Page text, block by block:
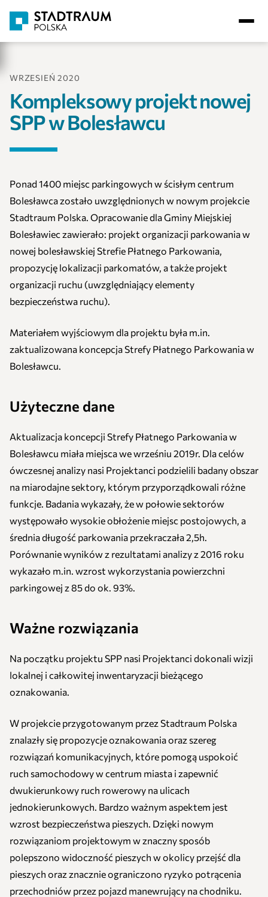
WRZESIEŃ 2020
Kompleksowy projekt nowej
SPP w Bolesławcu
Ponad 1400 miejsc parkingowych w ścisłym centrum
Bolesławca zostało uwzględnionych w nowym projekcie
Stadtraum Polska. Opracowanie dla Gminy Miejskiej
Bolesławiec zawierało: projekt organizacji parkowania w
nowej bolesławskiej Strefie Płatnego Parkowania,
propozycję lokalizacji parkomatów, a także projekt
organizacji ruchu (uwzględniający elementy
bezpieczeństwa ruchu).
Materiałem wyjściowym dla projektu była m.in.
zaktualizowana koncepcja Strefy Płatnego Parkowania w
Bolesławcu.
Użyteczne dane
Aktualizacja koncepcji Strefy Płatnego Parkowania w
Bolesławcu miała miejsca we wrześniu 2019r. Dla celów
ówczesnej analizy nasi Projektanci podzielili badany obszar
na miarodajne sektory, którym przyporządkowali różne
funkcje. Badania wykazały, że w połowie sektorów
występowało wysokie obłożenie miejsc postojowych, a
średnia długość parkowania przekraczała 2,5h.
Porównanie wyników z rezultatami analizy z 2016 roku
wykazało m.in. wzrost wykorzystania powierzchni
parkingowej z 85 do ok. 93%.
Ważne rozwiązania
Na początku projektu SPP nasi Projektanci dokonali wizji
lokalnej i całkowitej inwentaryzacji bieżącego
oznakowania.
W projekcie przygotowanym przez Stadtraum Polska
znalazły się propozycje oznakowania oraz szereg
rozwiązań komunikacyjnych, które pomogą uspokoić
ruch samochodowy w centrum miasta i zapewnić
dwukierunkowy ruch rowerowy na ulicach
jednokierunkowych. Bardzo ważnym aspektem jest
wzrost bezpieczeństwa pieszych. Dzięki nowym
rozwiązaniom projektowym w znaczny sposób
polepszono widoczność pieszych w okolicy przejść dla
pieszych oraz znacznie ograniczono ryzyko potrącenia
przechodniów przez pojazd manewrujący na chodniku.